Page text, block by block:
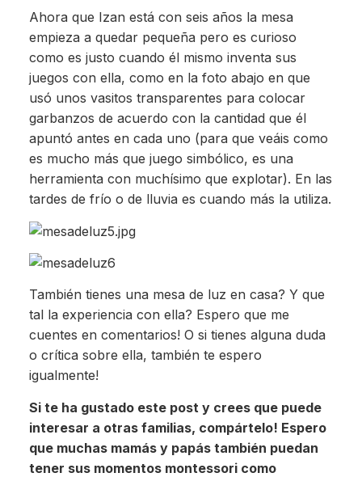
Ahora que Izan está con seis años la mesa
empieza a quedar pequeña pero es curioso
como es justo cuando él mismo inventa sus
juegos con ella, como en la foto abajo en que
usó unos vasitos transparentes para colocar
garbanzos de acuerdo con la cantidad que él
apuntó antes en cada uno (para que veáis como
es mucho más que juego simbólico, es una
herramienta con muchísimo que explotar). En las
tardes de frío o de lluvia es cuando más la utiliza.
También tienes una mesa de luz en casa? Y que
tal la experiencia con ella? Espero que me
cuentes en comentarios! O si tienes alguna duda
o crítica sobre ella, también te espero
igualmente!
Si te ha gustado este post y crees que puede
interesar a otras familias, compártelo! Espero
que muchas mamás y papás también puedan
tener sus momentos montessori como